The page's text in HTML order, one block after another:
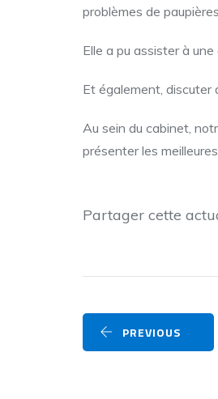
problèmes de paupières.
Elle a pu assister à
Et également, discuter
Au sein du cabinet,
présenter les
Partager cette
PREVIOUS